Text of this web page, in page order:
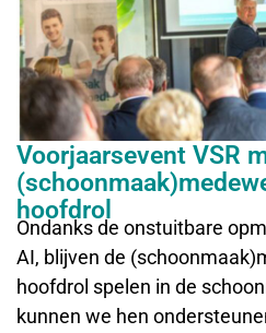
Voorjaarsevent VSR
hoofdrol
Ondanks de onstuitbare
AI, blijven de
hoofdrol spelen in de
kunnen we hen